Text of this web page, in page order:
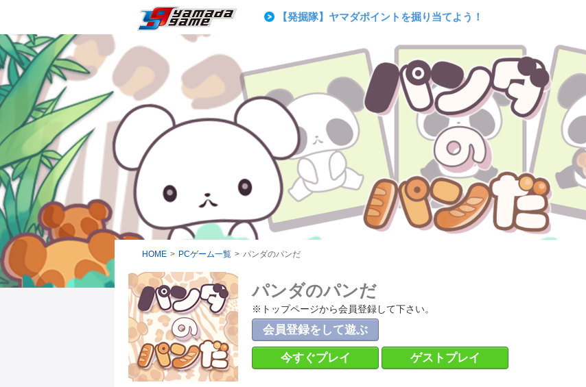
ヤマダゲーム
【発掘隊】ヤマダポイントを掘り当てよう！
【完走でコインGET】ゲームマラソン開催！
【重要】ﾒﾝﾃﾅﾝｽのお知らせ (ﾌｪｱﾘｰﾄﾞｰﾙ/萌えCan/擬人ｶﾚｼ)
20,000コイン以上利用でコイン20%バックキャンペーン!!
HOME > PCゲーム一覧 > パンダのパンだ
パンダのパンだ
※トップページから会員登録して下さい。
会員登録をして遊ぶ
今すぐプレイ ゲストプレイ